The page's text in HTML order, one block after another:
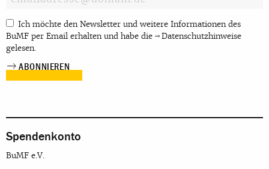
Ich möchte den Newsletter und weitere Informationen des
BuMF per Email erhalten und habe die
Datenschutzhinweise
gelesen.
Spendenkonto
BuMF e.V.